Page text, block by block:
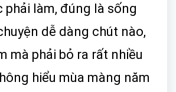
phải làm, đúng là sống
dễ dàng chút nào,
mà phải bỏ ra rất nhiều
hiểu mùa màng năm